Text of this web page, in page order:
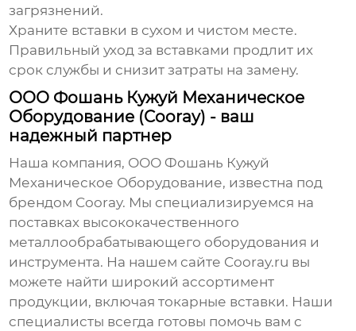
загрязнений.
Храните вставки в сухом и чистом месте.
Правильный уход за вставками продлит их
срок службы и снизит затраты на замену.
ООО Фошань Кужуй Механическое
Оборудование (Cooray) - ваш
надежный партнер
Наша компания, ООО Фошань Кужуй
Механическое Оборудование, известна под
брендом Cooray. Мы специализируемся на
поставках высококачественного
металлообрабатывающего оборудования и
инструмента. На нашем сайте Cooray.ru вы
можете найти широкий ассортимент
продукции, включаятокарные вставки. Наши
специалисты всегда готовы помочь вам с